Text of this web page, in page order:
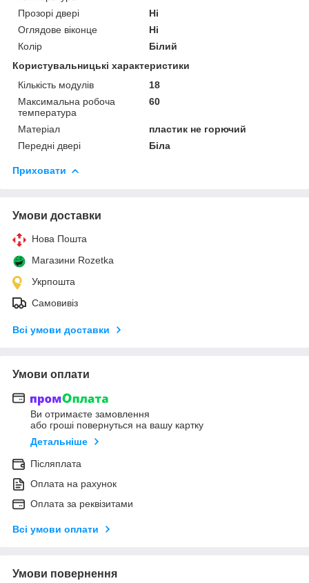
Прозорі двері
Ні
Оглядове віконце
Ні
Колір
Білий
Користувальницькі характеристики
Кількість модулів
18
Максимальна робоча
температура
60
Матеріал
пластик не горючий
Передні двері
Біла
Приховати
Умови доставки
Нова Пошта
Магазини Rozetka
Укрпошта
Самовивіз
Всі умови доставки
Умови оплати
Ви отримаєте замовлення
або гроші повернуться на вашу картку
Детальніше
Післяплата
Оплата на рахунок
Оплата за реквізитами
Всі умови оплати
Умови повернення